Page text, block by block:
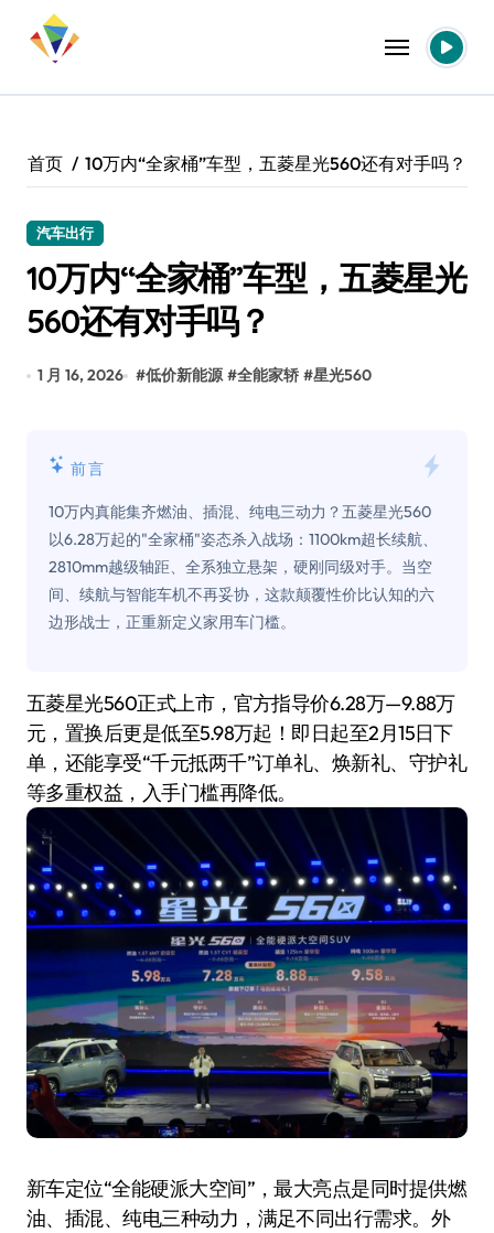
首页 10万内“全家桶”车型，五菱星光560还有对手吗？
汽车出行
10万内“全家桶”车型，五菱星光
560还有对手吗？
1 月 16, 2026 #低价新能源 #全能家轿 #星光560
前言
10万内真能集齐燃油、插混、纯电三动力？五菱星光560
以6.28万起的"全家桶"姿态杀入战场：1100km超长续航、
2810mm越级轴距、全系独立悬架，硬刚同级对手。当空
间、续航与智能车机不再妥协，这款颠覆性价比认知的六
边形战士，正重新定义家用车门槛。
五菱星光560正式上市，官方指导价6.28万—9.88万
元，置换后更是低至5.98万起！即日起至2月15日下
单，还能享受“千元抵两千”订单礼、焕新礼、守护礼
等多重权益，入手门槛再降低。
新车定位“全能硬派大空间”，最大亮点是同时提供燃
油、插混、纯电三种动力，满足不同出行需求。外